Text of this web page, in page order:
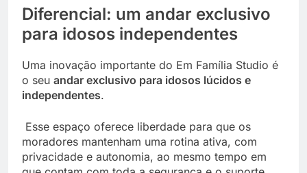
Diferencial: um andar exclusivo
para idosos independentes
Uma inovação importante do Em Família Studio é
o seu andar exclusivo para idosos lúcidos e
independentes.
Esse espaço oferece liberdade para que os
moradores mantenham uma rotina ativa, com
privacidade e autonomia, ao mesmo tempo em